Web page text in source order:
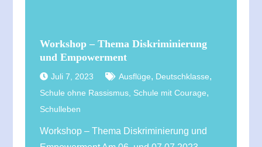
Workshop – Thema Diskriminierung
und Empowerment
Juli 7, 2023 Ausflüge, Deutschklasse,
Schule ohne Rassismus, Schule mit Courage,
Schulleben
Workshop – Thema Diskriminierung und